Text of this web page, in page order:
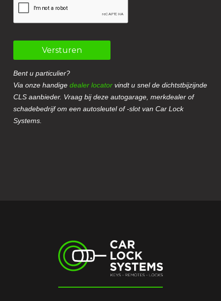
Versturen
Bent u particulier?
Via onze handigedealer locator vindt u snel de dichtstbijzijnde
CLS aanbieder. Vraag bij deze autogarage, merkdealer of
schadebedrijf om een autosleutel of -slot van Car Lock
Systems.